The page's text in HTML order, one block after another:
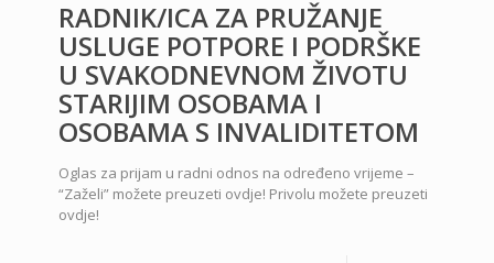
RADNIK/ICA ZA PRUŽANJE
USLUGE POTPORE I PODRŠKE
U SVAKODNEVNOM ŽIVOTU
STARIJIM OSOBAMA I
OSOBAMA S INVALIDITETOM
Oglas za prijam u radni odnos na određeno vrijeme –
“Zaželi” možete preuzeti ovdje! Privolu možete preuzeti
ovdje!